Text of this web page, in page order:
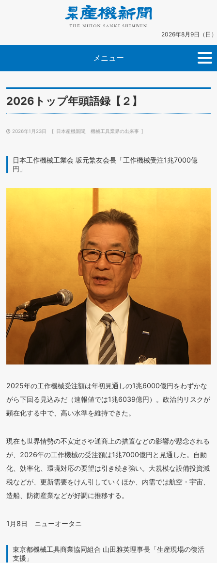
2026年8月9日（日）
メニュー
2026トップ年頭語録【２】
2026年1月23日 日本産機新聞 機械工具業界の出来事
日本工作機械工業会 坂元繁友会長「工作機械受注1兆7000億
円」
2025年の工作機械受注額は年初見通しの1兆6000億円をわずかな
がら下回る見込みだ（速報値では1兆6039億円）。政治的リスクが
顕在化する中で、高い水準を維持できた。
現在も世界情勢の不安定さや通商上の措置などの影響が懸念される
が、2026年の工作機械の受注額は1兆7000億円と見通した。自動
化、効率化、環境対応の要望は引き続き強い。大規模な設備投資減
税などが、更新需要をけん引していくほか、内需では航空・宇宙、
造船、防衛産業などが好調に推移する。
1月8日 ニューオータニ
東京都機械工具商業協同組合 山田雅英理事長「生産現場の復活
支援」